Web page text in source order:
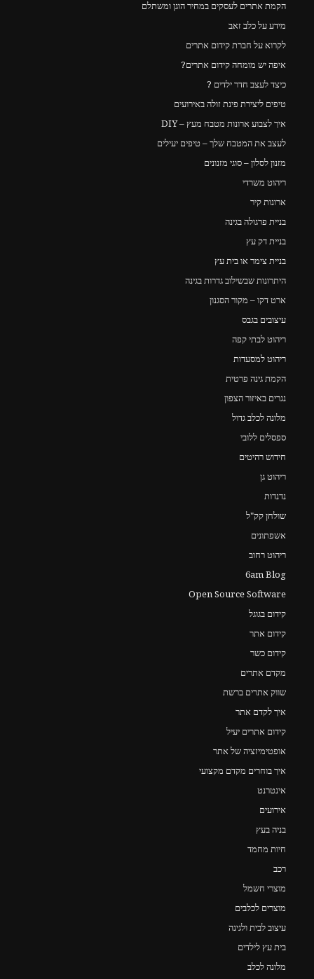
הקמת אתרים לעסקים במחיר הוגן ומשתלם
מידע על כלב זאב
לקרוא על חברת קידום אתרים
איפה יש מומחה קידום אתרים?
כיצד לעצב חדר ילדים ?
טיפים ליצירת פינת זולה באירועים
איך לצבוע ארונות מטבח מעץ – DIY
לעצב את המטבח שלך – טיפים יעילים
מזנון לסלון – סוגי מזנונים
ריהוט משרדי
ארונות קיר
בניית פרגולה בגינה
בניית דק עץ
בניית צימר או בית עץ
היתרונות שבשילוב גדרות בגינה
ארט דקו – מקור הסגנון
עיצובים בגבס
ריהוט לבתי קפה
ריהוט למסעדות
הקמת גינה פרטית
נגרים באיזור הצפון
מלונה לכלב גדול
ספסלים ללובי
חידוש רהיטים
ריהוט גן
נדנדות
שולחן קק"ל
אשפתונים
ריהוט רחוב
6am Blog
Open Source Software
קידום בגוגל
קידום אתר
קידום כשר
מקדם אתרים
שווק אתרים ברשת
איך לקדם אתר
קידום אתרים יעיל
אופטימיזציה של אתר
איך בוחרים מקדם מקצועי
אינטרנט
אירועים
בניה בעץ
חיות מחמד
רכב
מוצרי חשמל
מוצרים לכלבים
עיצוב לבית ולגינה
בית עץ לילדים
מלונה לכלב